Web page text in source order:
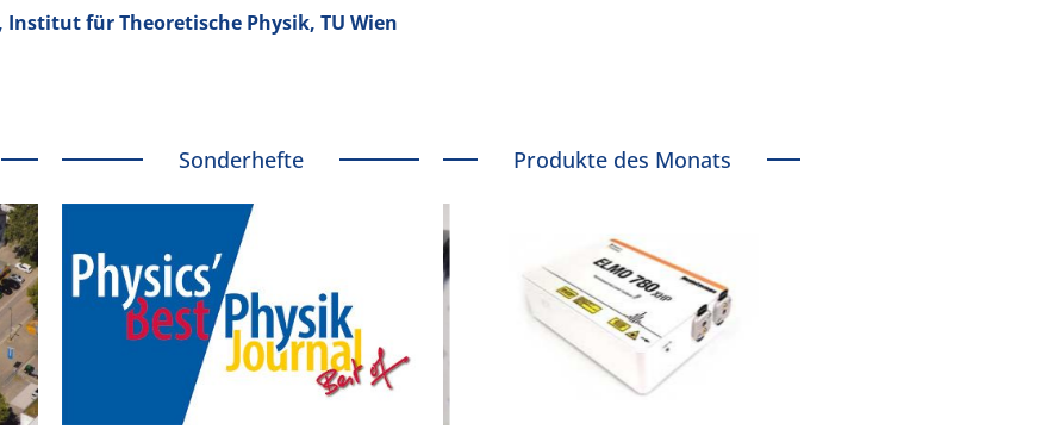
für Theoretische Physik, TU Wien
Sonderhefte Produkte des Monats